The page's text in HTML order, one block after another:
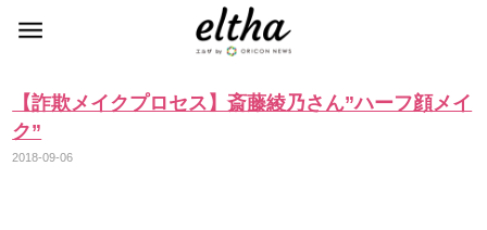
【詐欺メイクプロセス】斎藤綾乃さん”ハーフ顔メイ
ク”
2018-09-06